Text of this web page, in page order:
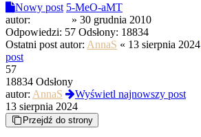
Nowy post 5-MeO-aMT
autor:
» 30 grudnia 2010
Odpowiedzi: 57 Odsłony: 18834
Ostatni post autor: AnnaS « 13 sierpnia 2024
post
57
18834 Odsłony
autor: AnnaS
Wyświetl najnowszy post
13 sierpnia 2024
Przejdź do strony